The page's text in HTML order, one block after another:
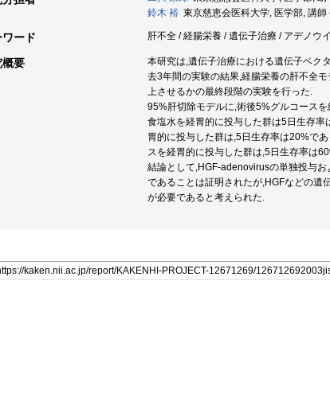
鈴木 裕 東京慈恵会医科大学, 医学部, 講
ワード 肝不全 / 経腸栄養 / 遺伝子治療 / アデノウ
概要
本研究は,遺伝子治療における遺伝子ベク
去3年間の実験の結果,経腸栄養の肝不全
上させるかの最終段階の実験を行った.
95%肝切除モデルに,術後5%グルコース
食塩水を経胃的に投与した群は5日生存
胃的に投与した群は,5日生存率は20%で
スを経胃的に投与した群は,5日生存率は
結論として,HGF-adenovirusの単独投与
であることは証明されたが,HGFなどの遺
が必要であると考えられた.